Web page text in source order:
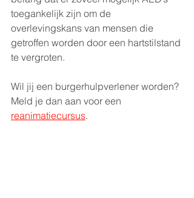
toegankelijk zijn om de
overlevingskans van mensen die
getroffen worden door een hartstilstand
te vergroten.
Wil jij een burgerhulpverlener worden?
Meld je dan aan voor een
reanimatiecursus.